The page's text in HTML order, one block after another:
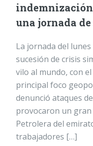
indemnización
una jornada
La jornada del
sucesión de crisis
vilo al mundo, con
principal foco
denunció ataques
provocaron un
Petrolera del
trabajadores […]